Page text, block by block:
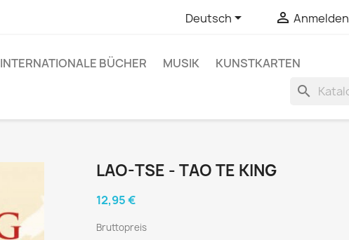
Deutsch  Anmelden
INTERNATIONALE BÜCHER MUSIK KUNSTKARTEN
search
LAO-TSE - TAO TE KING
12,95 €
Bruttopreis